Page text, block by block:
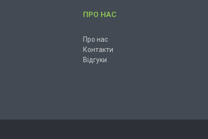
ПРО НАС
Про нас
Контакти
Відгуки